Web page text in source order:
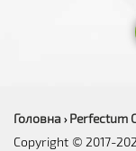
Головна › Perfectum
Copyright © 2017-